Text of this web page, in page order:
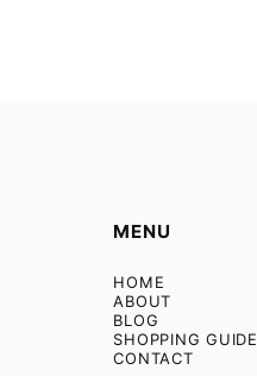
MENU
HOME
ABOUT
BLOG
SHOPPING GUIDE
CONTACT